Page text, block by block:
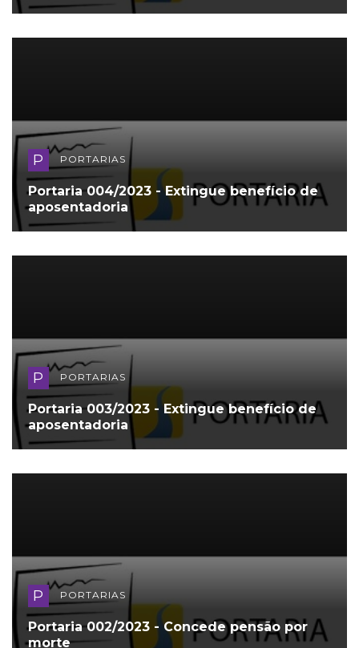
P PORTARIAS
Portaria 004/2023 - Extingue benefício de
aposentadoria
P PORTARIAS
Portaria 003/2023 - Extingue benefício de
aposentadoria
P PORTARIAS
Portaria 002/2023 - Concede pensão por
morte